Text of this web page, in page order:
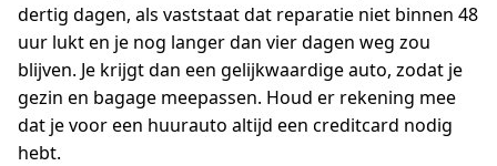
dertig dagen, als vaststaat dat reparatie niet binnen 48
uur lukt en je nog langer dan vier dagen weg zou
blijven. Je krijgt dan een gelijkwaardige auto, zodat je
gezin en bagage meepassen. Houd er rekening mee
dat je voor een huurauto altijd een creditcard nodig
hebt.